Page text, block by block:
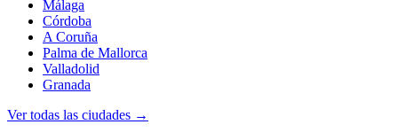
Málaga
Córdoba
A Coruña
Palma de Mallorca
Valladolid
Granada
Ver todas las ciudades →